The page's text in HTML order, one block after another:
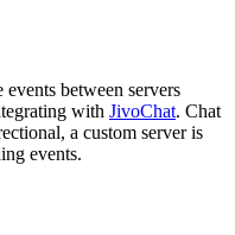
between servers
with JivoChat. Chat
a custom server is
events.